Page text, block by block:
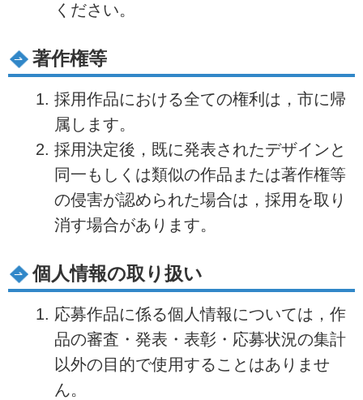
ください。
著作権等
採用作品における全ての権利は，市に帰
属します。
採用決定後，既に発表されたデザインと
同一もしくは類似の作品または著作権等
の侵害が認められた場合は，採用を取り
消す場合があります。
個人情報の取り扱い
応募作品に係る個人情報については，作
品の審査・発表・表彰・応募状況の集計
以外の目的で使用することはありませ
ん。